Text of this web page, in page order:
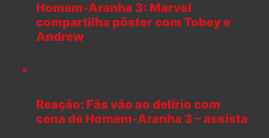
Homem-Aranha 3: Marvel
compartilha pôster com Tobey e
Andrew
Reação: Fãs vão ao delírio com
cena de Homem-Aranha 3 – assista